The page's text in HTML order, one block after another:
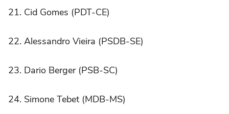
21. Cid Gomes (PDT-CE)
22. Alessandro Vieira (PSDB-SE)
23. Dario Berger (PSB-SC)
24. Simone Tebet (MDB-MS)